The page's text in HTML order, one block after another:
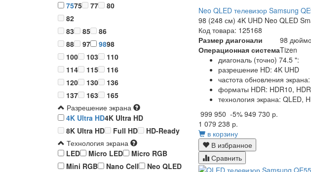
7575 77
80
82
83
85
86
88
97 9898
100
103
110
114
115
116
120
130
136
137
163
165
Разрешение экрана
4K Ultra HD4K Ultra HD
8K Ultra HD
Full HD
HD-Ready
Технология экрана
LED
Micro LED
Micro RGB
Mini RGB
Nano Cell
Neo QLED
Neo QLED телевизор Samsung
98 (248 см) 4K UHD Neo QLED
Код товара: 125168
Размер диагонали
98
Операционная системаTizen
диагональ (точно) 74.5 ":
разрешение HD: 4K UHD
частота обновления
форматы HDR: HDR10,
технология экрана: QLED,
999 950 -5% 949 730 р.
1 079 238 р.
в корзину
В избранное
Сравнить